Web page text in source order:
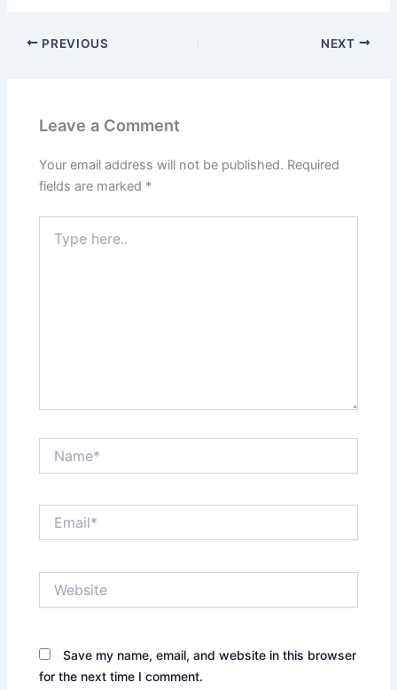
PREVIOUS NEXT
Leave a Comment
Your email address will not be published. Required
fields are marked *
here..
Save my name, email, and website in this browser
for the next time I comment.